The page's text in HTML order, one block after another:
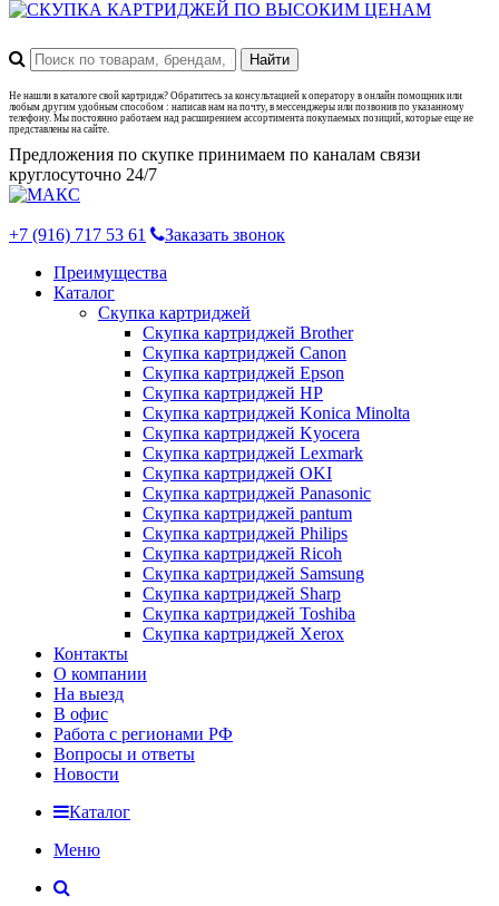
Не нашли в каталоге свой картридж? Обратитесь за консультацией к оператору в онлайн помощник или
любым другим удобным способом : написав нам на почту, в мессенджеры или позвонив по указанному
телефону. Мы постоянно работаем над расширением ассортимента покупаемых позиций, которые еще не
представлены на сайте.
Предложения по скупке принимаем по каналам связи
круглосуточно 24/7
+7 (916) 717 53 61
Заказать звонок
Преимущества
Каталог
Скупка картриджей
Скупка картриджей Brother
Скупка картриджей Canon
Скупка картриджей Epson
Скупка картриджей HP
Скупка картриджей Konica Minolta
Скупка картриджей Kyocera
Скупка картриджей Lexmark
Скупка картриджей OKI
Скупка картриджей Panasonic
Скупка картриджей pantum
Скупка картриджей Philips
Скупка картриджей Ricoh
Скупка картриджей Samsung
Скупка картриджей Sharp
Скупка картриджей Toshiba
Скупка картриджей Xerox
Контакты
О компании
На выезд
В офис
Работа с регионами РФ
Вопросы и ответы
Новости
Каталог
Меню